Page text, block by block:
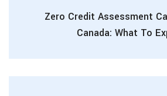
Zero Credit Assessment
Canada: What To